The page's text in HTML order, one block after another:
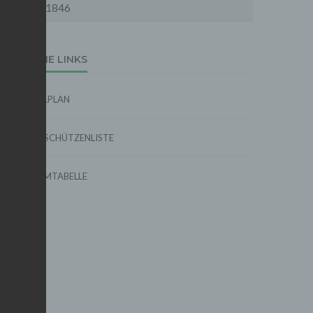
1846
EXTERNE LINKS
SPIELPLAN
TORSCHÜTZENLISTE
FORMTABELLE